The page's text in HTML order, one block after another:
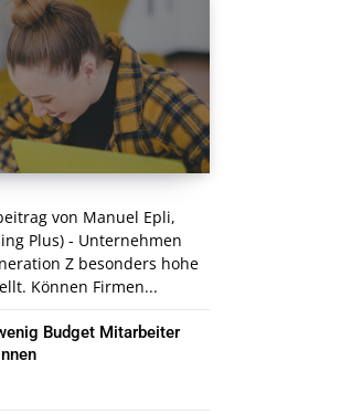
von Manuel Epli,
Plus) - Unternehmen
Z besonders hohe
Können Firmen...
Budget Mitarbeiter